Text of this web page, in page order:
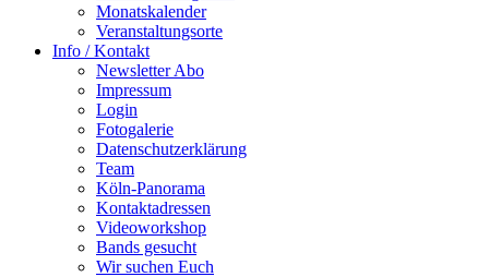
Monatskalender
Veranstaltungsorte
Info / Kontakt
Newsletter Abo
Impressum
Login
Fotogalerie
Datenschutzerklärung
Team
Köln-Panorama
Kontaktadressen
Videoworkshop
Bands gesucht
Wir suchen Euch